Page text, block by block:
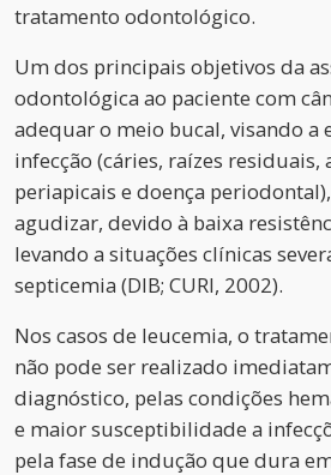
tratamento odontológico.
Um dos principais objetivos da
odontológica ao paciente com
adequar o meio bucal, visando
infecção (cáries, raízes residuais,
periapicais e doença
agudizar, devido à baixa
levando a situações clínicas
septicemia (DIB; CURI, 2002).
Nos casos de leucemia, o
não pode ser realizado
diagnóstico, pelas condições
e maior susceptibilidade a
pela fase de indução que dura